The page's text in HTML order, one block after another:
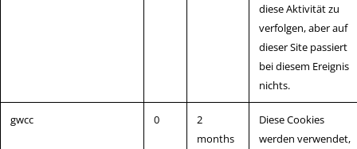
diese Aktivität zu
verfolgen, aber auf
dieser Site passiert
bei diesem Ereignis
nichts.
gwcc 0
2
months
Diese Cookies
werden verwendet,